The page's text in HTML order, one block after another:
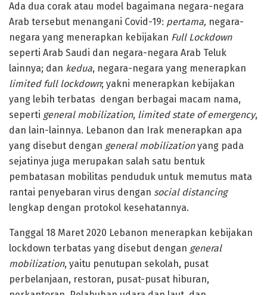
Ada dua corak atau model bagaimana negara-negara
Arab tersebut menangani Covid-19: pertama, negara-
negara yang menerapkan kebijakan Full Lockdown
seperti Arab Saudi dan negara-negara Arab Teluk
lainnya; dan kedua, negara-negara yang menerapkan
limited full lockdown; yakni menerapkan kebijakan
yang lebih terbatas dengan berbagai macam nama,
seperti general mobilization, limited state of emergency,
dan lain-lainnya. Lebanon dan Irak menerapkan apa
yang disebut dengan general mobilizationyang pada
sejatinya juga merupakan salah satu bentuk
pembatasan mobilitas penduduk untuk memutus mata
rantai penyebaran virus dengan social distancing
lengkap dengan protokol kesehatannya.
Tanggal 18 Maret 2020 Lebanon menerapkan kebijakan
lockdown terbatas yang disebut dengan general
mobilization, yaitu penutupan sekolah, pusat
perbelanjaan, restoran, pusat-pusat hiburan,